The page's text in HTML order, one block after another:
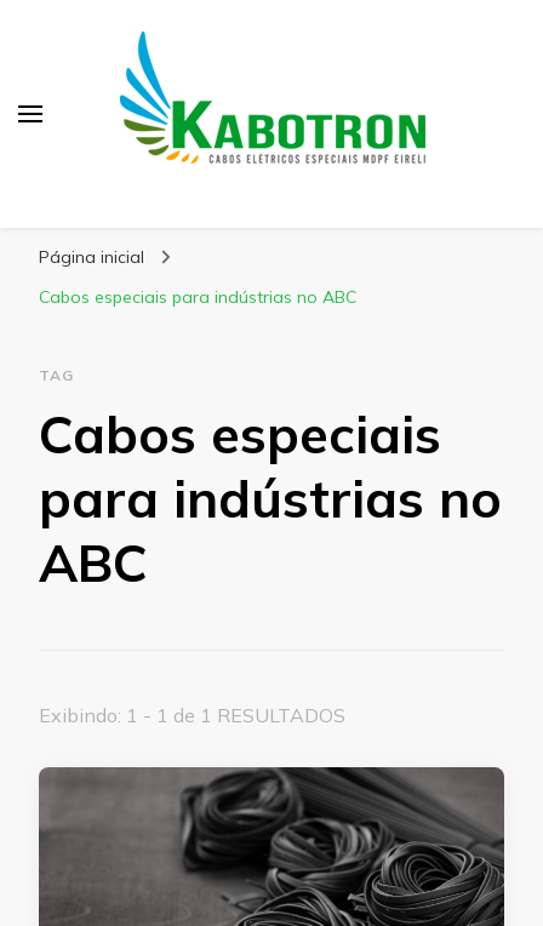
Página inicial
Cabos especiais para indústrias no ABC
TAG
Cabos especiais
para indústrias no
ABC
Exibindo: 1 - 1 de 1 RESULTADOS